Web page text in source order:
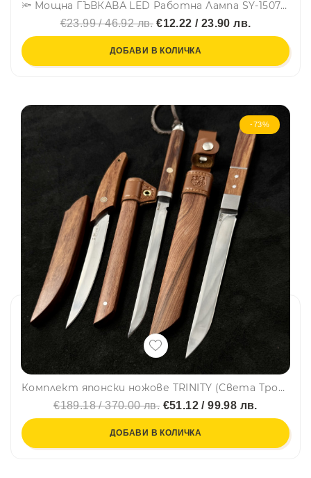
🔦 Мощна ГЪВКАВА LED Работна Лампа SY-1507 за труднодостъпни места, с три режима и силен магнит за закрепване
€23.99 / 46.92 лв.€12.22 / 23.90 лв.
ДОБАВИ В КОЛИЧКА
-73%
Комплект японски ножове TRINITY (Света Троица) - бутикови остриета от топ стомана и палисандрово дърво
€189.18 / 370.00 лв. €51.12 / 99.98 лв.
ДОБАВИ В КОЛИЧКА